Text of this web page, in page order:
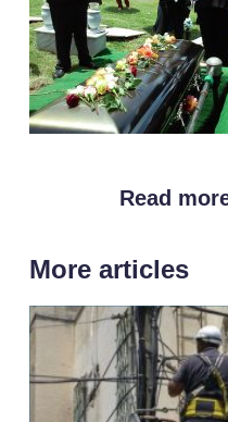
Read
More articles